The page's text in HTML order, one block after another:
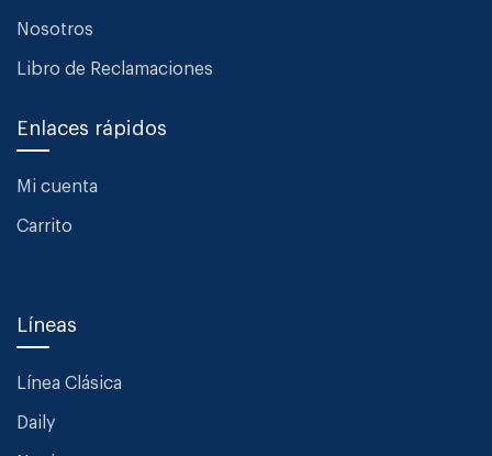
Nosotros
Libro de Reclamaciones
Enlaces rápidos
Mi cuenta
Carrito
Líneas
Línea Clásica
Daily